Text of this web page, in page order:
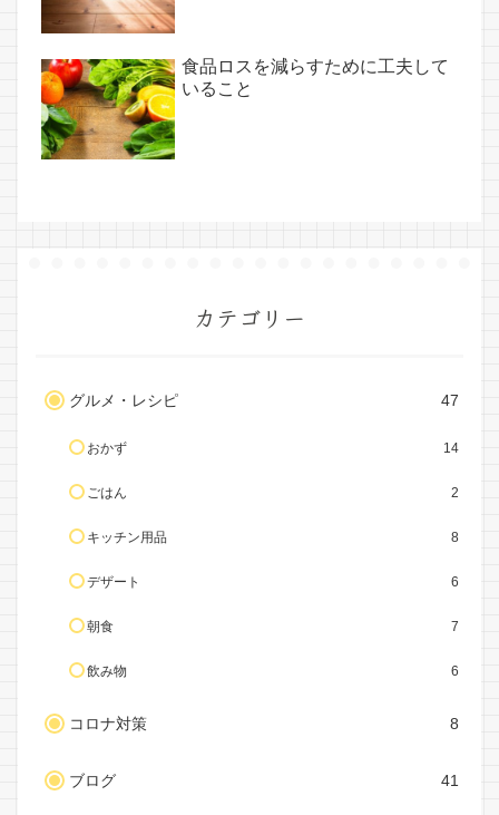
食品ロスを減らすために工夫して
いること
カテゴリー
グルメ・レシピ 47
おかず 14
ごはん 2
キッチン用品 8
デザート 6
朝食 7
飲み物 6
コロナ対策 8
ブログ 41